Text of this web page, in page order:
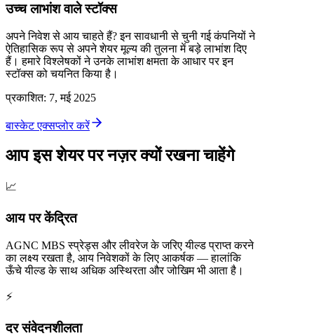
उच्च लाभांश वाले स्टॉक्स
अपने निवेश से आय चाहते हैं? इन सावधानी से चुनी गई कंपनियों ने
ऐतिहासिक रूप से अपने शेयर मूल्य की तुलना में बड़े लाभांश दिए
हैं। हमारे विश्लेषकों ने उनके लाभांश क्षमता के आधार पर इन
स्टॉक्स को चयनित किया है।
प्रकाशित: 7, मई 2025
बास्केट एक्सप्लोर करें
आप इस शेयर पर नज़र क्यों रखना चाहेंगे
📈
आय पर केंद्रित
AGNC MBS स्प्रेड्स और लीवरेज के जरिए यील्ड प्राप्त करने
का लक्ष्य रखता है, आय निवेशकों के लिए आकर्षक — हालांकि
ऊँचे यील्ड के साथ अधिक अस्थिरता और जोखिम भी आता है।
⚡
दर संवेदनशीलता